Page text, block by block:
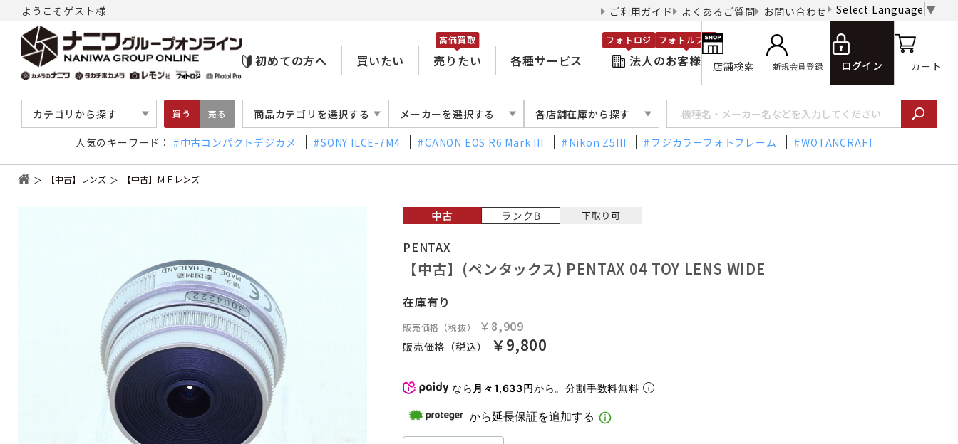
ようこそゲスト様 ご利用ガイド よくあるご質問 お問い合わせ Select Language ▼
初めての方へ 買いたい 売りたい
高価買取
各種サービス 法人のお客様
フォトロジ フォトルプロ
店舗検索 新規会員登録 ログイン カート
カテゴリから探す 買う 売る 商品カテゴリを選択する メーカーを選択する 各店舗在庫から探す
人気のキーワード： 中古コンパクトデジカメ SONY ILCE-7M4 CANON EOS R6 Mark III Nikon Z5III フジカラーフォトフレーム WOTANCRAFT
【中古】レンズ 【中古】ＭＦレンズ
PENTAX
【中古】(ペンタックス) PENTAX 04 TOY LENS WIDE
在庫有り
販売価格（税抜） ￥8,909
販売価格（税込） ￥9,800
なら 月々1,633円から。分割手数料無料